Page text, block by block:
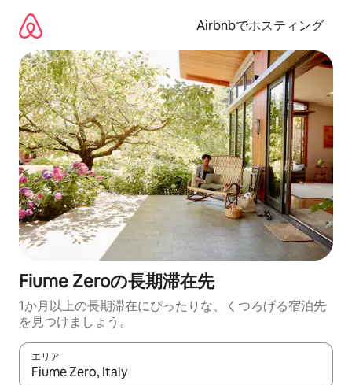
Airbnbでホスティング
Fiume Zeroの長期滞在先
1か月以上の長期滞在にぴったりな、くつろげる宿泊先
を見つけましょう。
エリア
検索結果が表示されたら、上下の矢印キーを使って移動するか